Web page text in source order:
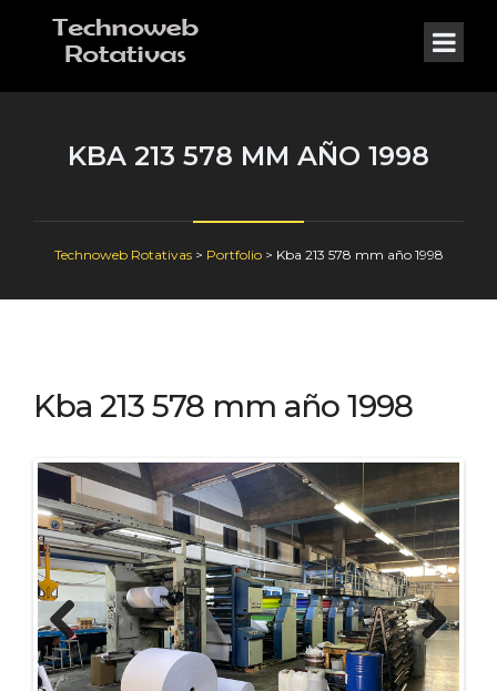
KBA 213 578 MM AÑO 1998
Technoweb Rotativas> Portfolio> Kba 213 578 mm año 1998
Kba 213 578 mm año 1998
Previous Next